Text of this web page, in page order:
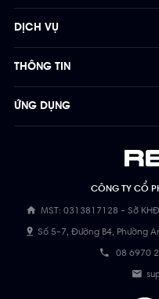
CÔNG TY CỔ
MST: 0313817128 - Sở
Số 5-7, Đường B4, Phường
08 6970
DỊCH VỤ
THÔNG TIN
ỨNG DỤNG